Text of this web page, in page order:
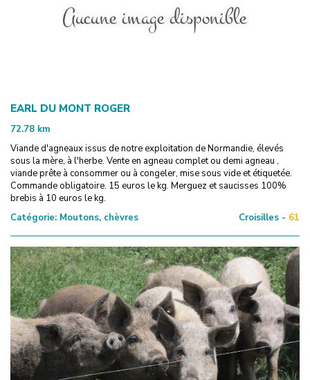
EARL DU MONT ROGER
72.78 km
Viande d'agneaux issus de notre exploitation de Normandie, élevés
sous la mère, à l'herbe. Vente en agneau complet ou demi agneau ,
viande prête à consommer ou à congeler, mise sous vide et étiquetée.
Commande obligatoire. 15 euros le kg. Merguez et saucisses 100%
brebis à 10 euros le kg.
Catégorie: Moutons, chèvres Croisilles - 61